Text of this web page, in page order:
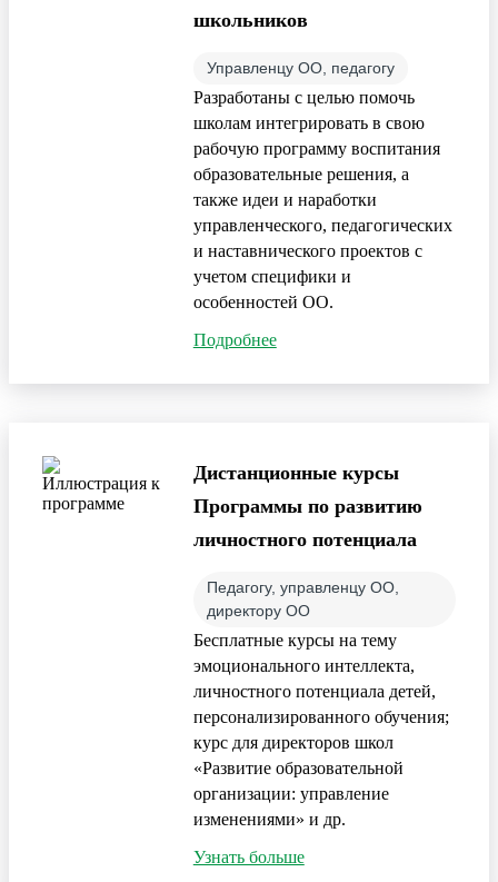
школьников
Управленцу ОО, педагогу
Разработаны с целью помочь
школам интегрировать в свою
рабочую программу воспитания
образовательные решения, а
также идеи и наработки
управленческого, педагогических
и наставнического проектов с
учетом специфики и
особенностей ОО.
Подробнее
Дистанционные курсы
Программы по развитию
личностного потенциала
Педагогу, управленцу ОО,
директору ОО
Бесплатные курсы на тему
эмоционального интеллекта,
личностного потенциала детей,
персонализированного обучения;
курс для директоров школ
«Развитие образовательной
организации: управление
изменениями» и др.
Узнать больше